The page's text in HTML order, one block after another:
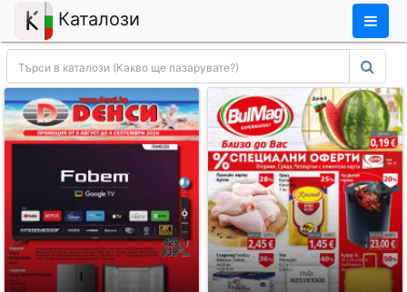
Каталози ×